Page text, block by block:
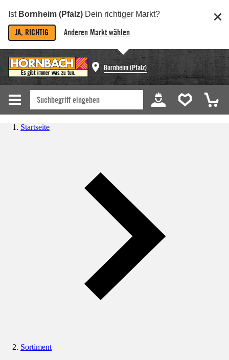
Ist Bornheim (Pfalz) Dein richtiger Markt?
JA, RICHTIG Anderen Markt wählen
Bornheim (Pfalz)
Startseite
Sortiment